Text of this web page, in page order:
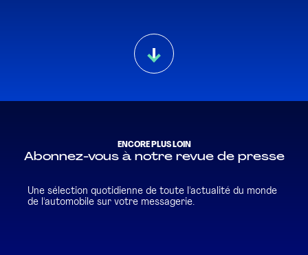
ENCORE PLUS LOIN
Abonnez-vous à notre revue de presse
Une sélection quotidienne de toute l'actualité du monde
de l'automobile sur votre messagerie.